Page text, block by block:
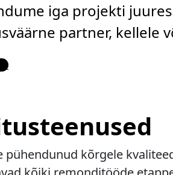
iga projekti
partner, kellele
pühendunud kõrgele